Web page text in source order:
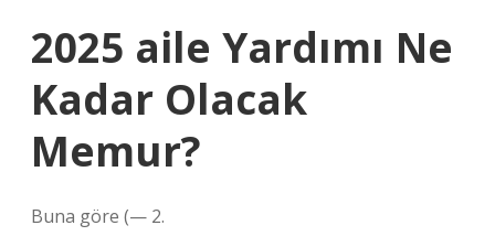
2025 aile Yardımı Ne
Kadar Olacak
Memur?
Buna göre (— 2.